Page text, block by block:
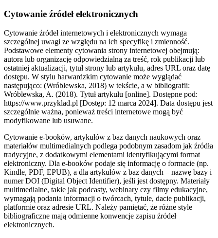
Cytowanie źródeł elektronicznych
Cytowanie źródeł internetowych i elektronicznych wymaga
szczególnej uwagi ze względu na ich specyfikę i zmienność.
Podstawowe elementy cytowania strony internetowej obejmują:
autora lub organizację odpowiedzialną za treść, rok publikacji lub
ostatniej aktualizacji, tytuł strony lub artykułu, adres URL oraz datę
dostępu. W stylu harwardzkim cytowanie może wyglądać
następująco: (Wróblewska, 2018) w tekście, a w bibliografii:
Wróblewska, A. (2018). Tytuł artykułu [online]. Dostępne pod:
https://www.przyklad.pl [Dostęp: 12 marca 2024]. Data dostępu jest
szczególnie ważna, ponieważ treści internetowe mogą być
modyfikowane lub usuwane.
Cytowanie e-booków, artykułów z baz danych naukowych oraz
materiałów multimedialnych podlega podobnym zasadom jak źródła
tradycyjne, z dodatkowymi elementami identyfikującymi format
elektroniczny. Dla e-booków podaje się informację o formacie (np.
Kindle, PDF, EPUB), a dla artykułów z baz danych – nazwę bazy i
numer DOI (Digital Object Identifier), jeśli jest dostępny. Materiały
multimedialne, takie jak podcasty, webinary czy filmy edukacyjne,
wymagają podania informacji o twórcach, tytule, dacie publikacji,
platformie oraz adresie URL. Należy pamiętać, że różne style
bibliograficzne mają odmienne konwencje zapisu źródeł
elektronicznych.